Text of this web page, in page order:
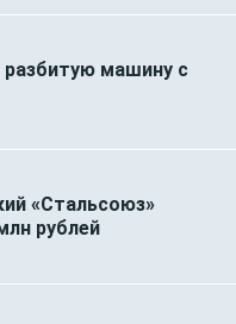
машину с
«Стальсоюз»
рублей